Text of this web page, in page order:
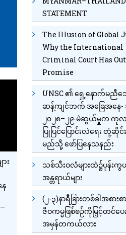
း
STATEMENT
The Illusion of Global
Why the International
Criminal Court Has
Promise
UNSC ၏ ရှေ့နောက်မညီသ
ဆန့်ကျင်ဘက် အခြေအနေ-
၂၀၂၈–၂၉ မဲဆွယ်မှုက ကုလ
ပြုပြင်ပြောင်းလဲရေး တုံ့ဆို
မည်သို့ ဖော်ပြနေသနည်း
သစ်သီးဝလံများထဲ၌ပုန်းကွ
အန္တရာယ်များ
(၂-၃)နာရီခြားတစ်ခါအစား
ဇီဝကမ္မဖြစ်စဉ်ကိုမြှင့်တင်ပ
အမှန်တကယ်လား